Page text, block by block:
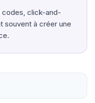
codes, click-and-
souvent à créer une